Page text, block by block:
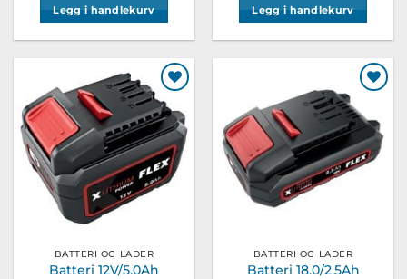
Legg i handlekurv Legg i handlekurv
Legg til
ønskeliste
BATTERI OG LADER
Batteri 12V/5.0Ah
Legg til
ønskeliste
BATTERI OG LADER
Batteri 18.0/2.5Ah